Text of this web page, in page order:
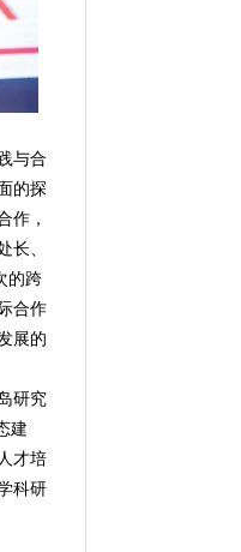
与合
的探
作，
、
的跨
合作
展的
研究
建
才培
科研